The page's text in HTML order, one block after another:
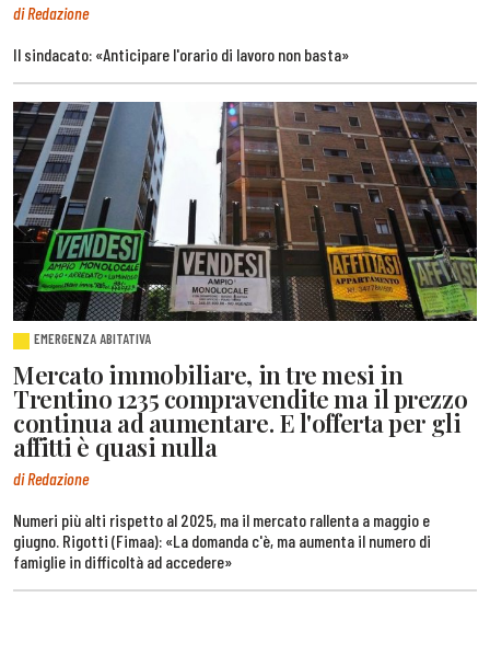
di Redazione
Il sindacato: «Anticipare l'orario di lavoro non basta»
EMERGENZA ABITATIVA
Mercato immobiliare, in tre mesi in
Trentino 1235 compravendite ma il prezzo
continua ad aumentare. E l'offerta per gli
affitti è quasi nulla
di Redazione
Numeri più alti rispetto al 2025, ma il mercato rallenta a maggio e
giugno. Rigotti (Fimaa): «La domanda c'è, ma aumenta il numero di
famiglie in difficoltà ad accedere»